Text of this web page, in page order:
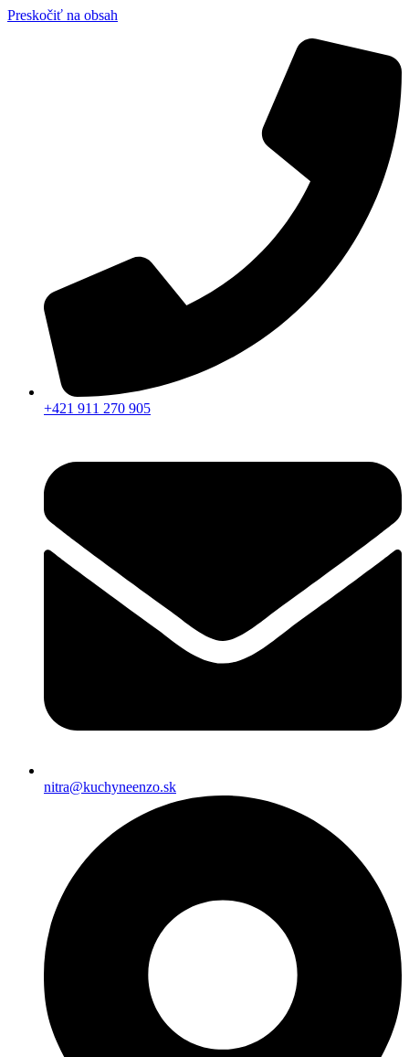
Preskočiť na obsah
+421 911 270 905
nitra@kuchyneenzo.sk